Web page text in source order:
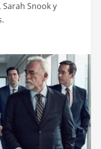
Sarah Snook y